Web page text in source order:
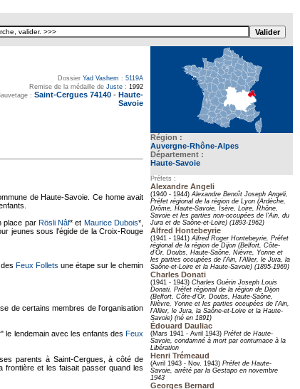
Région :
Auvergne-Rhône-Alpes
Département :
Haute-Savoie
Préfets :
Alexandre Angeli
(1940 - 1944)Alexandre Benoît Joseph Angeli,
Préfet régional de la région de Lyon (Ardèche,
Drôme, Haute-Savoie, Isère, Loire, Rhône,
Savoie et les parties non-occupées de l'Ain, du
Jura et de Saône-et-Loire) (1893-1962)
Alfred Hontebeyrie
(1941 - 1941)Alfred Roger Hontebeyrie, Préfet
régional de la région de Dijon (Belfort, Côte-
d'Or, Doubs, Haute-Saône, Nièvre, Yonne et
les parties occupées de l'Ain, l'Allier, le Jura, la
Saône-et-Loire et la Haute-Savoie) (1895-1969)
Charles Donati
(1941 - 1943) Charles Guérin Joseph Louis
Donati, Préfet régional de la région de Dijon
(Belfort, Côte-d'Or, Doubs, Haute-Saône,
Nièvre, Yonne et les parties occupées de l'Ain,
l'Allier, le Jura, la Saône-et-Loire et la Haute-
Savoie) (né en 1891)
Édouard Dauliac
(Mars 1941 - Avril 1943) Préfet de Haute-
Savoie, condamné à mort par contumace à la
Libération
Henri Trémeaud
(Avril 1943 - Nov. 1943) Préfet de Haute-
Savoie, arrêté par la Gestapo en novembre
1943
Georges Bernard
Dossier Yad Vashem : 5119A
Remise de la médaille de Juste : 1992
: Saint-Cergues 74140 - Haute-
Savoie
de Haute-Savoie. Ce home avait
place par Rösli Nâf* et Maurice Dubois*,
jeunes sous l'égide de la Croix-Rouge
Feux Follets une étape sur le chemin
de certains membres de l'organisation
le lendemain avec les enfants desFeux
parents à Saint-Cergues, à côté de
frontière et les faisait passer quand les